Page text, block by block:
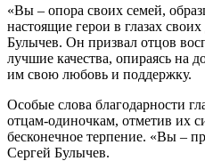
«Вы – опора своих семей,
настоящие герои в глазах
Булычев. Он призвал отцов
лучшие качества, опираясь на
им свою любовь и поддержку.
Особые слова благодарности
отцам-одиночкам, отметив их
бесконечное терпение. «Вы –
Сергей Булычев.